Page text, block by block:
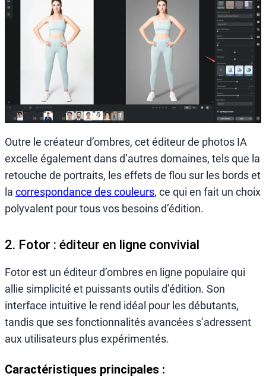
Outre le créateur d’ombres, cet éditeur de photos IA
excelle également dans d’autres domaines, tels que la
retouche de portraits, les effets de flou sur les bords et
la correspondance des couleurs, ce qui en fait un choix
polyvalent pour tous vos besoins d’édition.
2. Fotor : éditeur en ligne convivial
Fotor est un éditeur d’ombres en ligne populaire qui
allie simplicité et puissants outils d’édition. Son
interface intuitive le rend idéal pour les débutants,
tandis que ses fonctionnalités avancées s’adressent
aux utilisateurs plus expérimentés.
Caractéristiques principales :